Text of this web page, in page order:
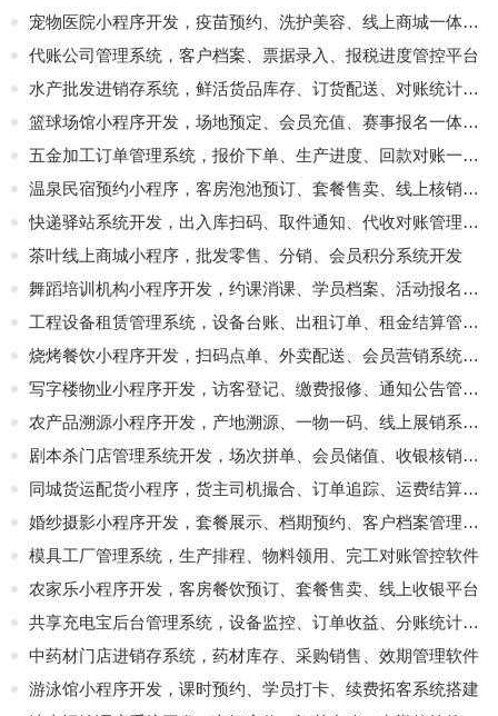
宠物医院小程序开发，疫苗预约、洗护美容、线上商城一体化平台
代账公司管理系统，客户档案、票据录入、报税进度管控平台
水产批发进销存系统，鲜活货品库存、订货配送、对账统计软件
篮球场馆小程序开发，场地预定、会员充值、赛事报名一体化管理系统
五金加工订单管理系统，报价下单、生产进度、回款对账一体化
温泉民宿预约小程序，客房泡池预订、套餐售卖、线上核销平台
快递驿站系统开发，出入库扫码、取件通知、代收对账管理软件
茶叶线上商城小程序，批发零售、分销、会员积分系统开发
舞蹈培训机构小程序开发，约课消课、学员档案、活动报名平台
工程设备租赁管理系统，设备台账、出租订单、租金结算管控软件
烧烤餐饮小程序开发，扫码点单、外卖配送、会员营销系统定制
写字楼物业小程序开发，访客登记、缴费报修、通知公告管理软件
农产品溯源小程序开发，产地溯源、一物一码、线上展销系统搭建
剧本杀门店管理系统开发，场次拼单、会员储值、收银核销一体化平台
同城货运配货小程序，货主司机撮合、订单追踪、运费结算平台
婚纱摄影小程序开发，套餐展示、档期预约、客户档案管理系统
模具工厂管理系统，生产排程、物料领用、完工对账管控软件
农家乐小程序开发，客房餐饮预订、套餐售卖、线上收银平台
共享充电宝后台管理系统，设备监控、订单收益、分账统计开发
中药材门店进销存系统，药材库存、采购销售、效期管理软件
游泳馆小程序开发，课时预约、学员打卡、续费拓客系统搭建